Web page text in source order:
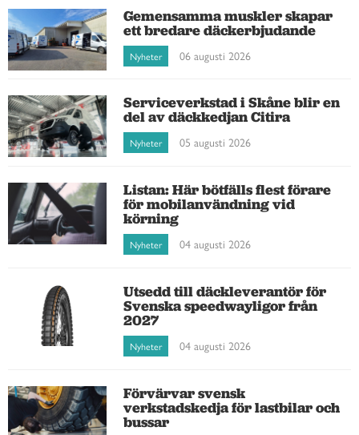
Gemensamma muskler skapar
ett bredare däckerbjudande
Nyheter 06 augusti 2026
Serviceverkstad i Skåne blir en
del av däckkedjan Citira
Nyheter 05 augusti 2026
Listan: Här bötfälls flest förare
för mobilanvändning vid
körning
Nyheter 04 augusti 2026
Utsedd till däckleverantör för
Svenska speedwayligor från
2027
Nyheter 04 augusti 2026
Förvärvar svensk
verkstadskedja för lastbilar och
bussar